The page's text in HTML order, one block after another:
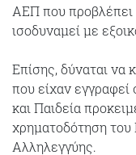
ΑΕΠ που προβλέπει
ισοδυναμεί με
Επίσης, δύναται να
που είχαν εγγραφεί
και Παιδεία
χρηματοδότηση του
Αλληλεγγύης.